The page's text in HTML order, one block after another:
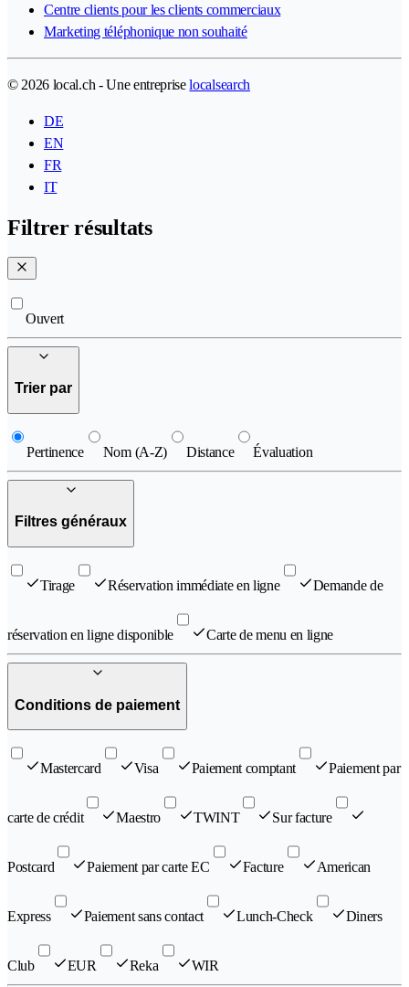
Centre clients pour les clients commerciaux
Marketing téléphonique non souhaité
© 2026 local.ch - Une entrepriselocalsearch
DE
EN
FR
IT
Filtrer résultats
Ouvert
Trier par
Pertinence Nom (A-Z) Distance Évaluation
Filtres généraux
Tirage Réservation immédiate en ligne Demande de
réservation en ligne disponible Carte de menu en ligne
Conditions de paiement
Mastercard Visa Paiement comptant Paiement par
carte de crédit Maestro TWINT Sur facture
Postcard Paiement par carte EC Facture American
Express Paiement sans contact Lunch-Check Diners
Club EUR Reka WIR